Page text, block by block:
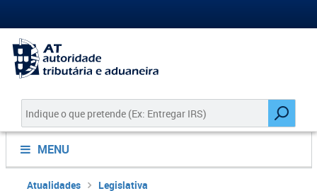
MENU
Atualidades Legislativa